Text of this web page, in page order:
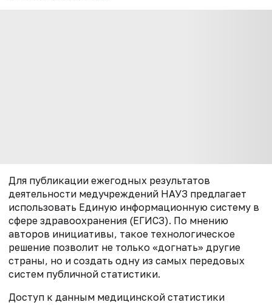
Для публикации ежегодных результатов
деятельности медучреждений НАУЗ предлагает
использовать Единую информационную систему в
сфере здравоохранения (ЕГИСЗ). По мнению
авторов инициативы, такое технологическое
решение позволит не только «догнать» другие
страны, но и создать одну из самых передовых
систем публичной статистики.
Доступ к данным медицинской статистики